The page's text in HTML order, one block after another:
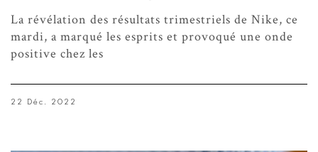
La révélation des résultats trimestriels de Nike, ce
mardi, a marqué les esprits et provoqué une onde
positive chez les
22 Déc. 2022